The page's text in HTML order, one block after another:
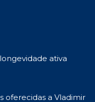
ativa
oferecidas a Vladimir